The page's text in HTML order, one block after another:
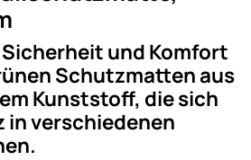
und Komfort
Schutzmatten aus
Kunststoff, die sich
in verschiedenen